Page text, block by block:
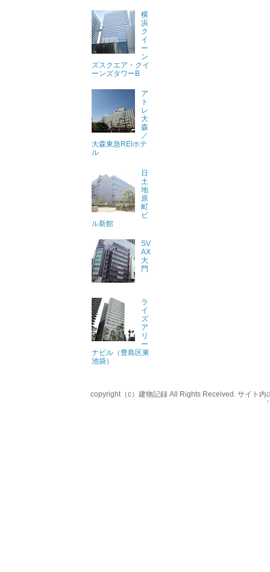
横
浜
ク
イ
ー
ン
ズスクエア・クイ
ーンズタワーB
ア
ト
レ
大
森
／
大森東急REIホテ
ル
日
土
地
原
町
ビ
ル新館
SV
AX
大
門
ラ
イ
ズ
ア
リ
ー
ナビル（豊島区東
池袋）
copyright（c）建物記録 All Rights Received. サイト